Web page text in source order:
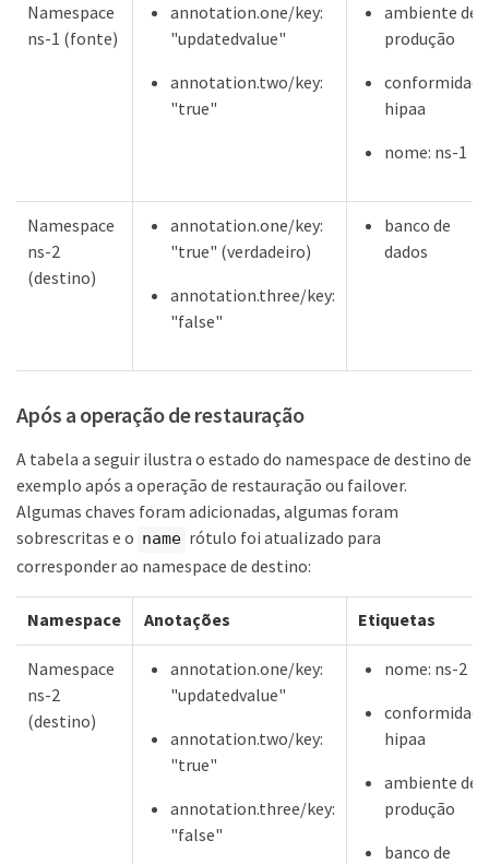
Namespace
ns-1 (fonte)
annotation.one/key:
"updatedvalue"
annotation.two/key:
"true"
ambiente de
produção
conformidade
hipaa
nome: ns-1
Namespace
ns-2
(destino)
annotation.one/key:
"true" (verdadeiro)
annotation.three/key:
"false"
banco de
dados
Após a operação de restauração
A tabela a seguir ilustra o estado do namespace de destino de
exemplo após a operação de restauração ou failover.
Algumas chaves foram adicionadas, algumas foram
sobrescritas e o name rótulo foi atualizado para
corresponder ao namespace de destino:
Namespace Anotações Etiquetas
Namespace
ns-2
(destino)
annotation.one/key:
"updatedvalue"
annotation.two/key:
"true"
annotation.three/key:
"false"
nome: ns-2
conformidade
hipaa
ambiente de
produção
banco de